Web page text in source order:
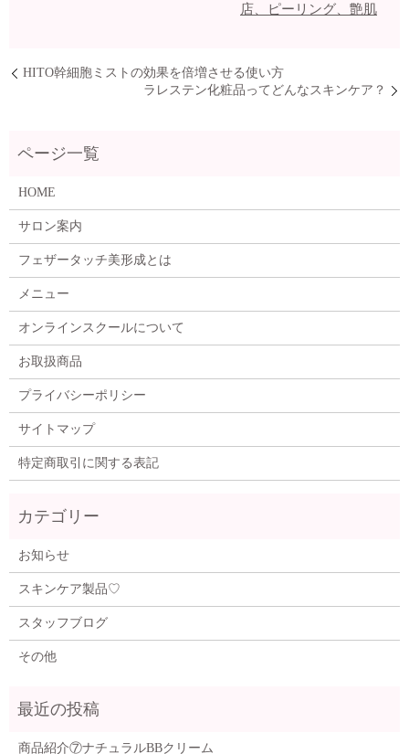
店、ピーリング、艶肌
HITO幹細胞ミストの効果を倍増させる使い方
ラレステン化粧品ってどんなスキンケア？
HOME
サロン案内
フェザータッチ美形成とは
メニュー
オンラインスクールについて
お取扱商品
プライバシーポリシー
サイトマップ
特定商取引に関する表記
お知らせ
スキンケア製品♡
スタッフブログ
その他
商品紹介⑦ナチュラルBBクリーム